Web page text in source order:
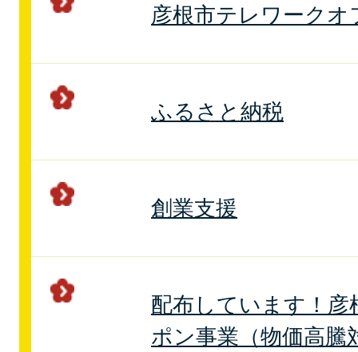
彦根市テレワークオ
ふるさと納税
創業支援
配布しています！彦
ポン事業（物価高騰